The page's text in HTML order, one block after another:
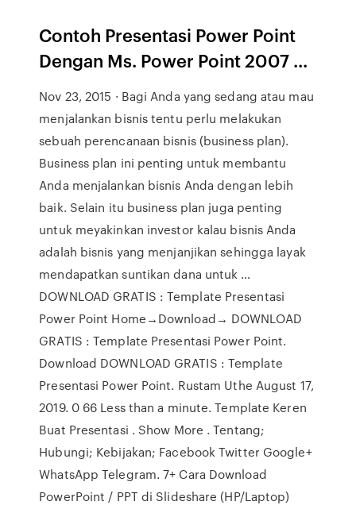
Contoh Presentasi Power Point
Dengan Ms. Power Point 2007 ...
Nov 23, 2015 · Bagi Anda yang sedang atau mau
menjalankan bisnis tentu perlu melakukan
sebuah perencanaan bisnis (business plan).
Business plan ini penting untuk membantu
Anda menjalankan bisnis Anda dengan lebih
baik. Selain itu business plan juga penting
untuk meyakinkan investor kalau bisnis Anda
adalah bisnis yang menjanjikan sehingga layak
mendapatkan suntikan dana untuk …
DOWNLOAD GRATIS : Template Presentasi
Power Point Home→Download→ DOWNLOAD
GRATIS : Template Presentasi Power Point.
Download DOWNLOAD GRATIS : Template
Presentasi Power Point. Rustam Uthe August 17,
2019. 0 66 Less than a minute. Template Keren
Buat Presentasi . Show More . Tentang;
Hubungi; Kebijakan; Facebook Twitter Google+
WhatsApp Telegram. 7+ Cara Download
PowerPoint / PPT di Slideshare (HP/Laptop)